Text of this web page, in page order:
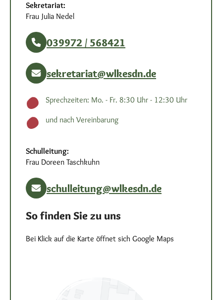
Sekretariat:
Frau Julia Nedel
039972 / 568421
sekretariat@wlkesdn.de
Sprechzeiten: Mo. - Fr. 8:30 Uhr - 12:30 Uhr
und nach Vereinbarung
Schulleitung:
Frau Doreen Taschkuhn
schulleitung@wlkesdn.de
So finden Sie zu uns
Bei Klick auf die Karte öffnet sich Google Maps